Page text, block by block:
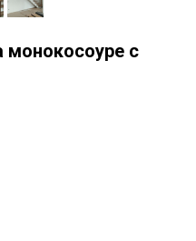
монокосоуре с